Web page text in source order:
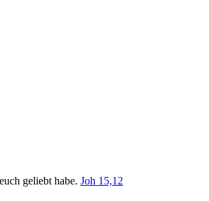
geliebt habe. Joh 15,12